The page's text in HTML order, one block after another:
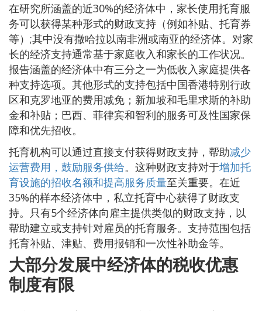
在研究所涵盖的近30%的经济体中，家长使用托育服
务可以获得某种形式的财政支持（例如补贴、托育券
等）;其中没有撒哈拉以南非洲或南亚的经济体。对家
长的经济支持通常基于家庭收入和家长的工作状况。
报告涵盖的经济体中有三分之一为低收入家庭提供各
种支持选项。其他形式的支持包括中国香港特别行政
区和克罗地亚的费用减免；新加坡和毛里求斯的补助
金和补贴；巴西、菲律宾和智利的服务可及性国家保
障和优先招收。
托育机构可以通过直接支付获得财政支持，帮助减少
运营费用，鼓励服务供给。这种财政支持对于增加托
育设施的招收名额和提高服务质量至关重要。在近
35%的样本经济体中，私立托育中心获得了财政支
持。只有5个经济体向雇主提供类似的财政支持，以
帮助建立或支持针对雇员的托育服务。支持范围包括
托育补贴、津贴、费用报销和一次性补助金等。
大部分发展中经济体的税收优惠
制度有限